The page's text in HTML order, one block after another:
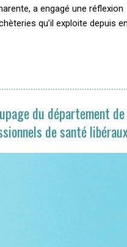
a engagé une réflexion
qu’il exploite depuis
du département
de santé